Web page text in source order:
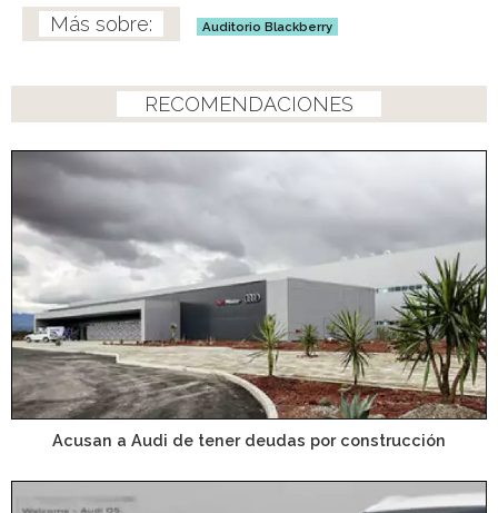
Auditorio Blackberry
RECOMENDACIONES
Acusan a Audi de tener deudas por construcción